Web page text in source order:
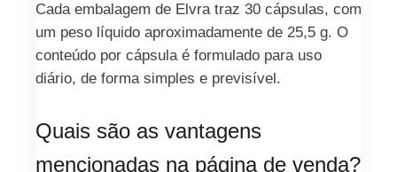
Cada embalagem de Elvra traz 30 cápsulas, com
um peso líquido aproximadamente de 25,5 g. O
conteúdo por cápsula é formulado para uso
diário, de forma simples e previsível.
Quais são as vantagens
mencionadas na página de venda?